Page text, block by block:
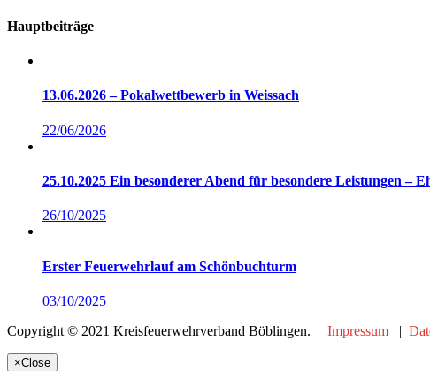
Hauptbeiträge
13.06.2026 – Pokalwettbewerb in Weissach
22/06/2026
25.10.2025 Ein besonderer Abend für besondere Leistungen –
26/10/2025
Erster Feuerwehrlauf am Schönbuchturm
03/10/2025
Copyright © 2021 Kreisfeuerwehrverband Böblingen. | Impressum |
×Close